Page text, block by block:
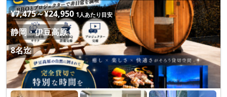
¥7,475～¥24,950 1人あたり目安
静岡・伊豆高原
8名迄